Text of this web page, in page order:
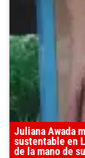
Juliana Awada
sustentable en
de la mano de